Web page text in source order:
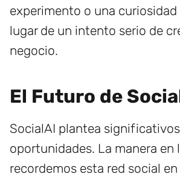
experimento o una curiosidad
lugar de un intento serio de
negocio.
El Futuro de
SocialAI plantea
oportunidades. La manera en
recordemos esta red social